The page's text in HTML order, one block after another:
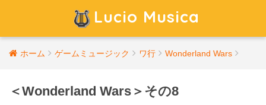
Lucio Musica
ホーム ゲームミュージック ワ行 Wonderland Wars
＜Wonderland Wars＞その8